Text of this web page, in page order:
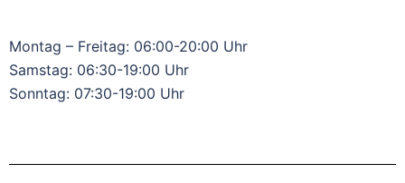
Montag – Freitag: 06:00-20:00 Uhr
Samstag: 06:30-19:00 Uhr
Sonntag: 07:30-19:00 Uhr